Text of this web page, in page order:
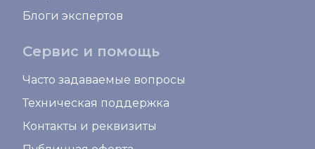
Блоги экспертов
Сервис и помощь
Часто задаваемые вопросы
Техническая поддержка
Контакты и реквизиты